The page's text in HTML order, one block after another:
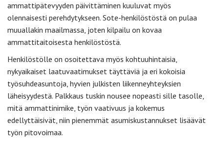
ammattipätevyyden päivittäminen kuuluvat myös
olennaisesti perehdytykseen. Sote-henkilöstöstä on pulaa
muuallakin maailmassa, joten kilpailu on kovaa
ammattitaitoisesta henkilöstöstä.
Henkilöstölle on osoitettava myös kohtuuhintaisia,
nykyaikaiset laatuvaatimukset täyttäviä ja eri kokoisia
työsuhdeasuntoja, hyvien julkisten liikenneyhteyksien
läheisyydestä. Palkkaus tuskin nousee nopeasti sille tasolle,
mitä ammattinimike, työn vaativuus ja kokemus
edellyttäisivät, niin pienemmät asumiskustannukset lisäävät
työn pitovoimaa.